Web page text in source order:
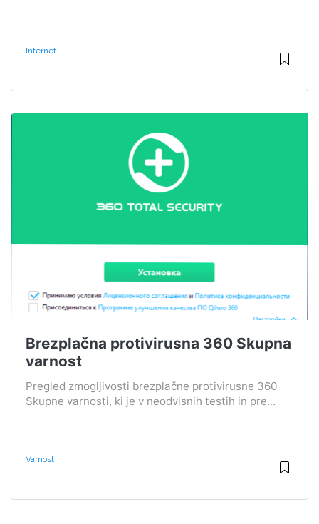
Internet
Brezplačna protivirusna 360 Skupna
varnost
Pregled zmogljivosti brezplačne protivirusne 360 ​​
Skupne varnosti, ki je v neodvisnih testih in pre...
Varnost